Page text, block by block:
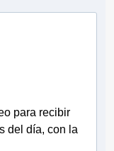
para recibir
del día, con la